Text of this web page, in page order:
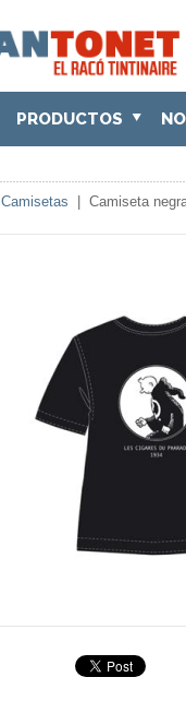
PRODUCTOS
Camisetas Camiseta